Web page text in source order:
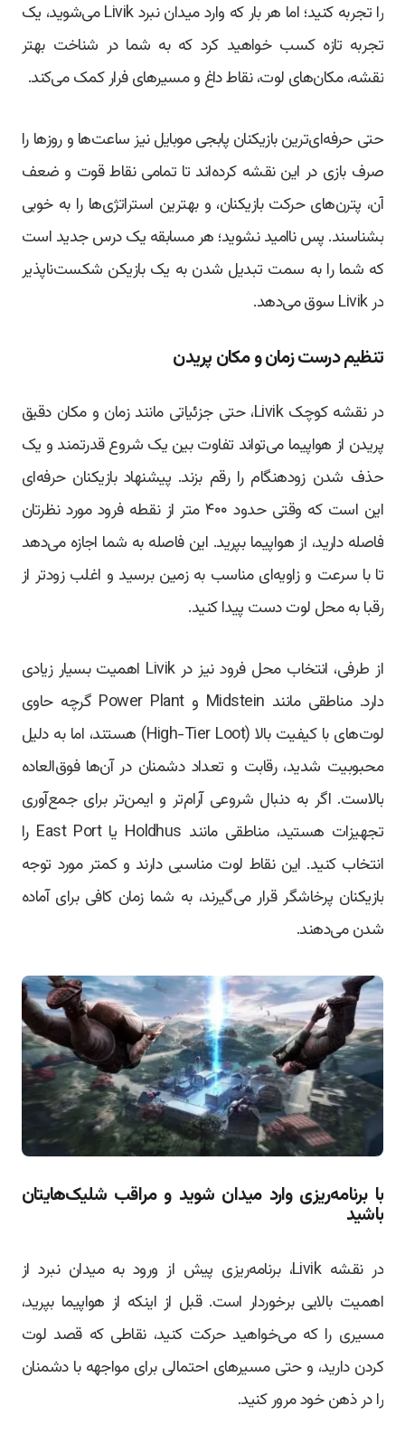
را تجربه کنید؛ اما هر بار که وارد میدان نبرد Livik می‌شوید، یک
تجربه تازه کسب خواهید کرد که به شما در شناخت بهتر
نقشه، مکان‌های لوت، نقاط داغ و مسیرهای فرار کمک می‌کند.
حتی حرفه‌ای‌ترین بازیکنان پابجی موبایل نیز ساعت‌ها و روزها را
صرف بازی در این نقشه کرده‌اند تا تمامی نقاط قوت و ضعف
آن، پترن‌های حرکت بازیکنان، و بهترین استراتژی‌ها را به خوبی
بشناسند. پس ناامید نشوید؛ هر مسابقه یک درس جدید است
که شما را به سمت تبدیل شدن به یک بازیکن شکست‌ناپذیر
در Livik سوق می‌دهد.
تنظیم درست زمان و مکان پریدن
در نقشه کوچک Livik، حتی جزئیاتی مانند زمان و مکان دقیق
پریدن از هواپیما می‌تواند تفاوت بین یک شروع قدرتمند و یک
حذف شدن زودهنگام را رقم بزند. پیشنهاد بازیکنان حرفه‌ای
این است که وقتی حدود ۴۰۰ متر از نقطه فرود مورد نظرتان
فاصله دارید، از هواپیما بپرید. این فاصله به شما اجازه می‌دهد
تا با سرعت و زاویه‌ای مناسب به زمین برسید و اغلب زودتر از
رقبا به محل لوت دست پیدا کنید.
از طرفی، انتخاب محل فرود نیز در Livik اهمیت بسیار زیادی
دارد. مناطقی مانند Midstein و Power Plant گرچه حاوی
لوت‌های با کیفیت بالا (High-Tier Loot) هستند، اما به دلیل
محبوبیت شدید، رقابت و تعداد دشمنان در آن‌ها فوق‌العاده
بالاست. اگر به دنبال شروعی آرام‌تر و ایمن‌تر برای جمع‌آوری
تجهیزات هستید، مناطقی مانند Holdhus یا East Port را
انتخاب کنید. این نقاط لوت مناسبی دارند و کمتر مورد توجه
بازیکنان پرخاشگر قرار می‌گیرند، به شما زمان کافی برای آماده
شدن می‌دهند.
با برنامه‌ریزی وارد میدان شوید و مراقب شلیک‌هایتان
باشید
در نقشه Livik، برنامه‌ریزی پیش از ورود به میدان نبرد از
اهمیت بالایی برخوردار است. قبل از اینکه از هواپیما بپرید،
مسیری را که می‌خواهید حرکت کنید، نقاطی که قصد لوت
کردن دارید، و حتی مسیرهای احتمالی برای مواجهه با دشمنان
را در ذهن خود مرور کنید.